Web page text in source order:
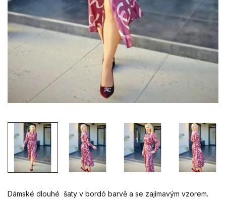
Dámské dlouhé šaty v bordó barvě a se zajímavým vzorem.